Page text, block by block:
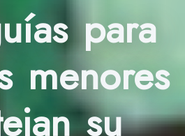
para
menores
su